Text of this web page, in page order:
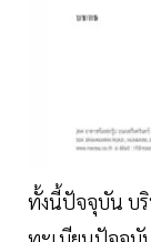
ทั้งนี้ปัจจุบัน บ